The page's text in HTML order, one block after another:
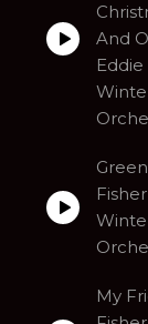
And
My